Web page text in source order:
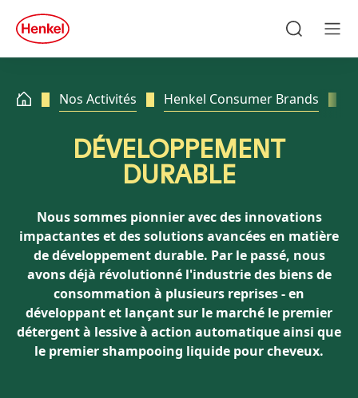
Skip to footer
quick
search
Nos Activités Henkel Consumer Brands
DÉVELOPPEMENT
DURABLE
Nous sommes pionnier avec des innovations
impactantes et des solutions avancées en matière
de développement durable. Par le passé, nous
avons déjà révolutionné l'industrie des biens de
consommation à plusieurs reprises - en
développant et lançant sur le marché le premier
détergent à lessive à action automatique ainsi que
le premier shampooing liquide pour cheveux.